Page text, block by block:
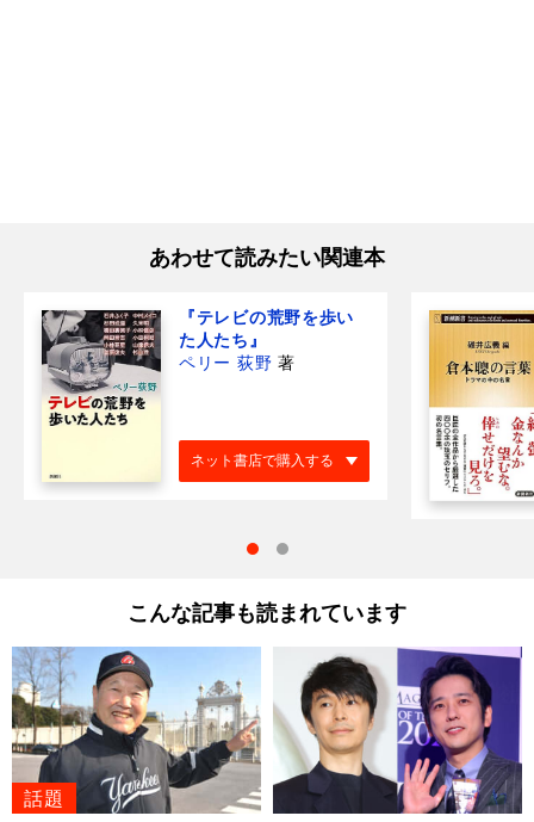
あわせて読みたい関連本
『テレビの荒野を歩い
た人たち』
ペリー 荻野 著
ネット書店で購入する
こんな記事も読まれています
話題